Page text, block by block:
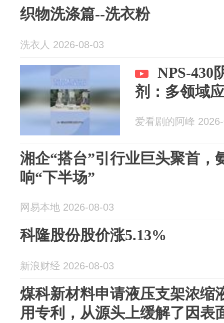
织物洗涤篇--洗衣粉
洗衣人 2026-08-03
NPS-430
剂：多领域
爱看剧的阿峰
湘企“搭台”引行业巨头聚首，
响“下半场”
网易本地 2026-08-03
科隆股份股价涨5.13%
新浪财经 2026-08-03
煤科新材料申请液压支架浓缩
用专利，从源头上缓解了因表